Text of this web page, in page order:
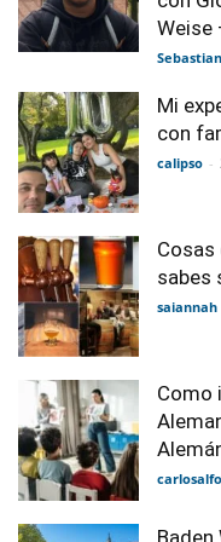
Weise
Mi
con
calipso -
Cosas
sabes
saiannah
Como